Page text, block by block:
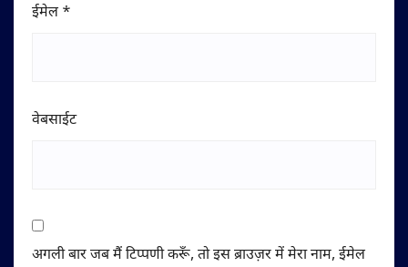
ईमेल *
वेबसाईट
अगली बार जब मैं टिप्पणी करूँ, तो इस ब्राउज़र में मेरा नाम, ईमेल